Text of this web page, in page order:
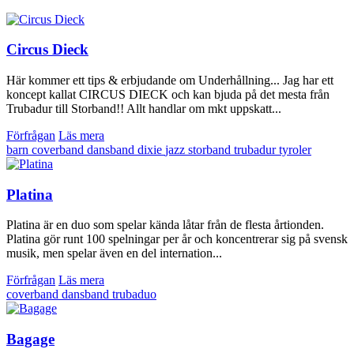
Circus Dieck
Här kommer ett tips & erbjudande om Underhållning... Jag har ett
koncept kallat CIRCUS DIECK och kan bjuda på det mesta från
Trubadur till Storband!! Allt handlar om mkt uppskatt...
Förfrågan Läs mera
barn coverband dansband dixie jazz storband trubadurtyroler
Platina
Platina är en duo som spelar kända låtar från de flesta årtionden.
Platina gör runt 100 spelningar per år och koncentrerar sig på svensk
musik, men spelar även en del internation...
Förfrågan Läs mera
coverband dansband trubaduo
Bagage